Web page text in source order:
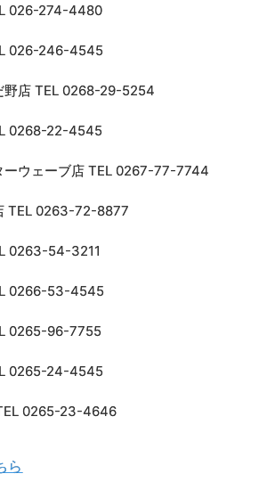
026-274-4480
026-246-4545
野店 TEL 0268-29-5254
0268-22-4545
ーウェーブ店 TEL 0267-77-7744
TEL 0263-72-8877
0263-54-3211
0266-53-4545
0265-96-7755
0265-24-4545
0265-23-4646
ら